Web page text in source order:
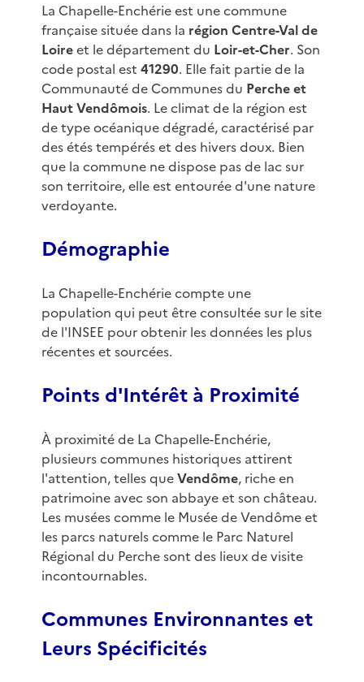
La Chapelle-Enchérie est une commune
française située dans la région Centre-Val de
Loireet le département du Loir-et-Cher. Son
code postal est 41290. Elle fait partie de la
Communauté de Communes du Perche et
Haut Vendômois. Le climat de la région est
de type océanique dégradé, caractérisé par
des étés tempérés et des hivers doux. Bien
que la commune ne dispose pas de lac sur
son territoire, elle est entourée d'une nature
verdoyante.
Démographie
La Chapelle-Enchérie compte une
population qui peut être consultée sur le site
de l'INSEE pour obtenir les données les plus
récentes et sourcées.
Points d'Intérêt à Proximité
À proximité de La Chapelle-Enchérie,
plusieurs communes historiques attirent
l'attention, telles queVendôme, riche en
patrimoine avec son abbaye et son château.
Les musées comme le Musée de Vendôme et
les parcs naturels comme le Parc Naturel
Régional du Perche sont des lieux de visite
incontournables.
Communes Environnantes et
Leurs Spécificités